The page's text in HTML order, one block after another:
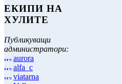
ЕКИПИ НА
ХУЛИТЕ
Публикуващи
администратори:
aurora
alfa_c
viatarna